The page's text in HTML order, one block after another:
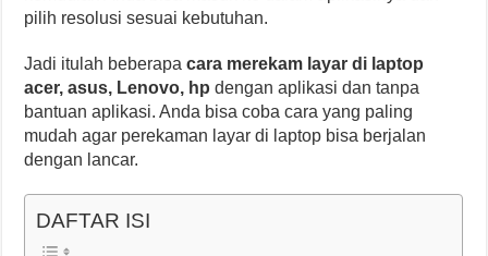
pilih resolusi sesuai kebutuhan.
Jadi itulah beberapacara merekam layar di laptop
acer, asus, Lenovo, hpdengan aplikasi dan tanpa
bantuan aplikasi. Anda bisa coba cara yang paling
mudah agar perekaman layar di laptop bisa berjalan
dengan lancar.
DAFTAR ISI